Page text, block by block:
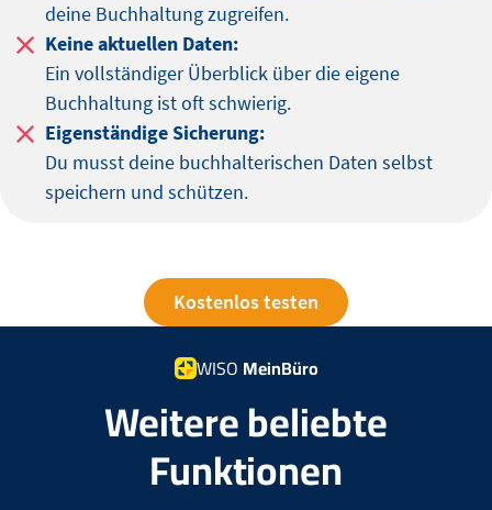
deine Buchhaltung zugreifen.
Keine aktuellen Daten:
Ein vollständiger Überblick über die eigene
Buchhaltung ist oft schwierig.
Eigenständige Sicherung:
Du musst deine buchhalterischen Daten selbst
speichern und schützen.
Kostenlos testen
WISO MeinBüro
Weitere beliebte
Funktionen